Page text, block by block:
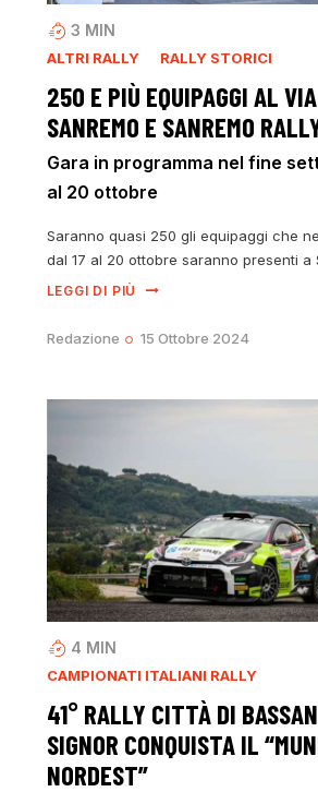
3 MIN
ALTRI RALLY RALLY STORICI
250 E PIÙ EQUIPAGGI AL
SANREMO E SANREMO
Gara in programma nel fine
al 20 ottobre
Saranno quasi 250 gli equipaggi che
dal 17 al 20 ottobre saranno presenti a
LEGGI DI PIÙ
Redazione 15 Ottobre 2024
4 MIN
CAMPIONATI ITALIANI RALLY
41° RALLY CITTÀ DI
SIGNOR CONQUISTA IL
NORDEST”